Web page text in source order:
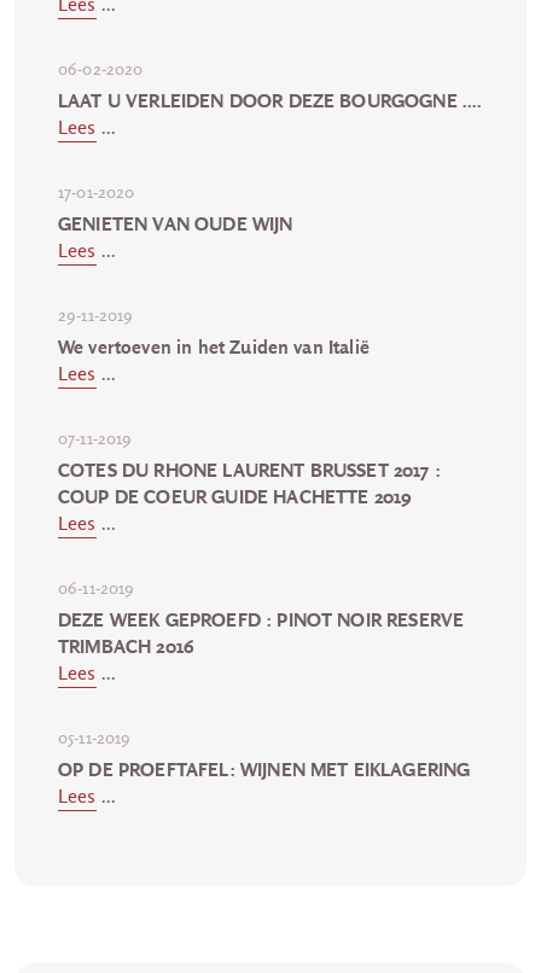
06-02-2020
LAAT U VERLEIDEN DOOR DEZE BOURGOGNE ....
Lees ...
17-01-2020
GENIETEN VAN OUDE WIJN
Lees ...
29-11-2019
We vertoeven in het Zuiden van Italië
Lees ...
07-11-2019
COTES DU RHONE LAURENT BRUSSET 2017 :
COUP DE COEUR GUIDE HACHETTE 2019
Lees ...
06-11-2019
DEZE WEEK GEPROEFD : PINOT NOIR RESERVE
TRIMBACH 2016
Lees ...
05-11-2019
OP DE PROEFTAFEL: WIJNEN MET EIKLAGERING
Lees ...